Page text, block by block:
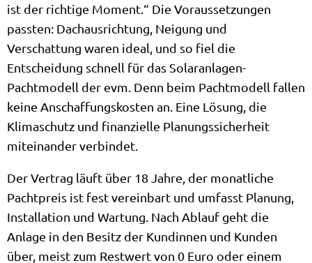
ist der richtige Moment.“ Die Voraussetzungen
passten: Dachausrichtung, Neigung und
Verschattung waren ideal, und so fiel die
Entscheidung schnell für das Solaranlagen-
Pachtmodell der evm. Denn beim Pachtmodell fallen
keine Anschaffungskosten an. Eine Lösung, die
Klimaschutz und finanzielle Planungssicherheit
miteinander verbindet.
Der Vertrag läuft über 18 Jahre, der monatliche
Pachtpreis ist fest vereinbart und umfasst Planung,
Installation und Wartung. Nach Ablauf geht die
Anlage in den Besitz der Kundinnen und Kunden
über, meist zum Restwert von 0 Euro oder einem